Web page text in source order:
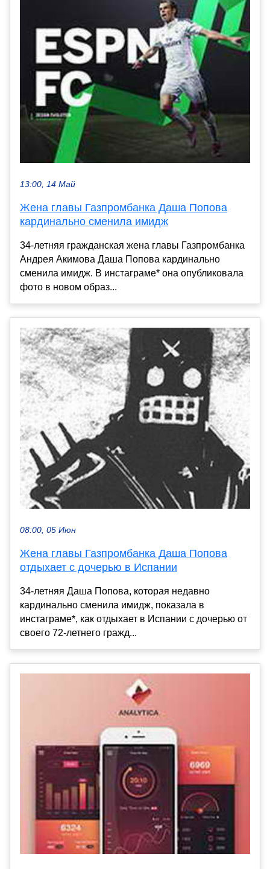
13:00, 14 Май
Жена главы Газпромбанка Даша Попова
кардинально сменила имидж
34-летняя гражданская жена главы Газпромбанка
Андрея Акимова Даша Попова кардинально
сменила имидж. В инстаграме* она опубликовала
фото в новом образ...
08:00, 05 Июн
Жена главы Газпромбанка Даша Попова
отдыхает с дочерью в Испании
34-летняя Даша Попова, которая недавно
кардинально сменила имидж, показала в
инстаграме*, как отдыхает в Испании с дочерью от
своего 72-летнего гражд...